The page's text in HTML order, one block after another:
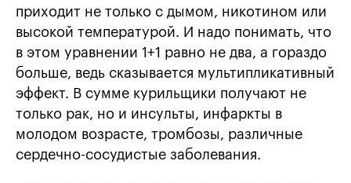
приходит не только с дымом, никотином или
высокой температурой. И надо понимать, что
в этом уравнении 1+1 равно не два, а гораздо
больше, ведь сказывается мультипликативный
эффект. В сумме курильщики получают не
только рак, но и инсульты, инфаркты в
молодом возрасте, тромбозы, различные
сердечно-сосудистые заболевания.